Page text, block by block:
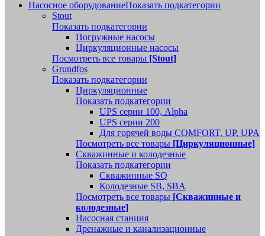
Насосное оборудованиеПоказать подкатегории
Stout
Показать подкатегории
Погружные насосы
Циркуляционные насосы
Посмотреть все товары [Stout]
Grundfos
Показать подкатегории
Циркуляционные
Показать подкатегории
UPS серии 100, Alpha
UPS серии 200
Для горячей воды COMFORT, UP, UPA
Посмотреть все товары [Циркуляционные]
Скважинные и колодезные
Показать подкатегории
Скважинные SQ
Колодезные SB, SBA
Посмотреть все товары [Скважинные и
колодезные]
Насосная станция
Дренажные и канализационные